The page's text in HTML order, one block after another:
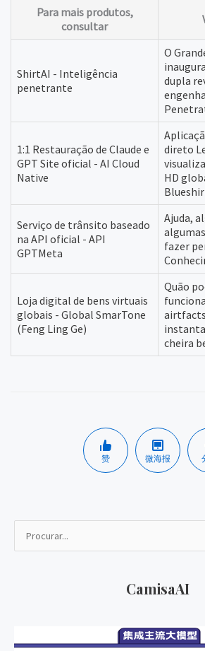
Para mais produtos,
consultar
ShirtAI - Inteligência
penetrante
O
dupla
1:1 Restauração de Claude e
GPT Site oficial - AI Cloud
Native
direto
HD
Serviço de trânsito baseado
na API oficial - API
GPTMeta
Ajuda,
fazer
Loja digital de bens virtuais
globais - Global SmarTone
(Feng Ling Ge)
Quão
airtfacts
cheira
赞 微海报
r
CamisaAI